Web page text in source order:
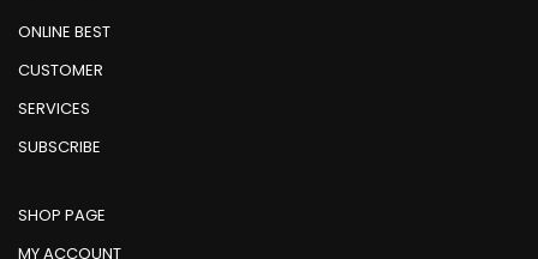
ONLINE BEST
CUSTOMER
SERVICES
SUBSCRIBE
SHOP PAGE
MY ACCOUNT